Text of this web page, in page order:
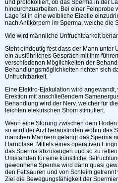
und protokolliert, ob das Sperma in der
hindurchzuarbeiten. Bei einer Feinprobe
Lage ist in eine weibliche Eizelle
nach Antikörpern im Sperma, welche die
Wie wird männliche Unfruchtbarkeit
Steht eindeutig fest dass der Mann unter
ein ausführliches Gespräch mit ihm
verschiedenen Möglichkeiten der
Behandlungsmöglichkeiten richten sich
Unfruchtbarkeit.
Eine Elektro-Ejakulation wird
Erektion mit anschließendem
Behandlung wird der Nerv, welcher für
leichten elektrischen Strom stimuliert.
Wenn eine Störung zwischen dem
so wird der Arzt herausfinden wohin das
manchen Männern gelangt das Sperma
Harnblase. Mittels eines operativen
das Sperma abzusaugen und so zu
Umständen für eine künstliche
gewonnene Sperma wird dann quasi
den Fettsäuren und von Schleim
Ziel die Bewegungsfähigkeit der